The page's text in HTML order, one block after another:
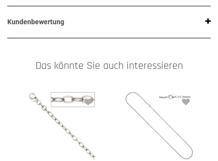
Kundenbewertung
Das könnte Sie auch interessieren